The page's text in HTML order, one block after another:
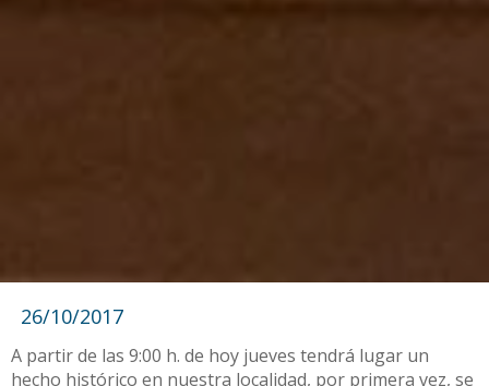
26/10/2017
A partir de las 9:00 h. de hoy jueves tendrá lugar un
hecho histórico en nuestra localidad, por primera vez, se